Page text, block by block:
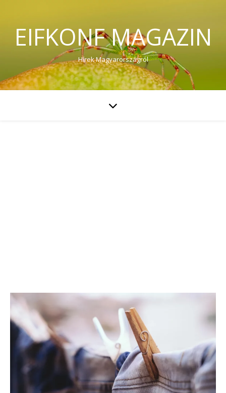
EIFKONF MAGAZIN
Hírek Magyarországról